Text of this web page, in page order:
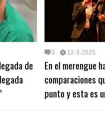
de
0 12-3-2025
En el merengue
comparaciones
punto y esta es